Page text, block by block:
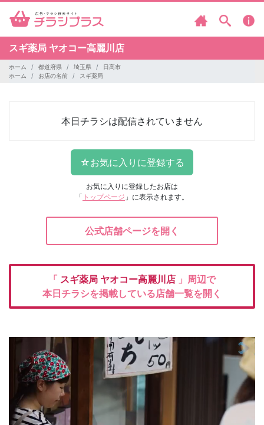
スギ薬局 ヤオコー高麗川店
ホーム 都道府県 埼玉県
日高市
ホーム
お店の名前 スギ薬局
本日チラシは配信されていません
お気に入りに登録したお店は
「 トップページ 」に表示されます。
公式店舗ページを開く
「 スギ薬局 ヤオコー高麗川店 」周辺で
本日チラシを掲載している店舗一覧を開く